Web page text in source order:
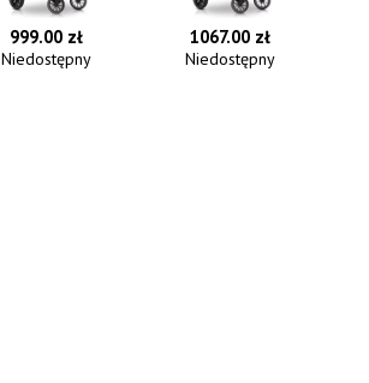
999.00 zł
Niedostępny
1067.00 zł
Niedostępny